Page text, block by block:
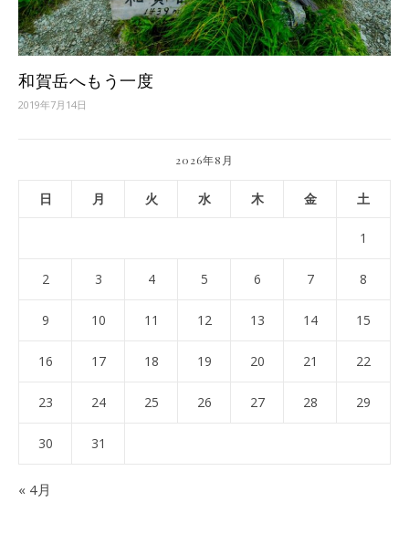
和賀岳へもう一度
2019年7月14日
2026年8月
日 月 火 水 木 金 土
1
2 3 4 5 6 7 8
9 10 11 12 13 14 15
16 17 18 19 20 21 22
23 24 25 26 27 28 29
30 31
« 4月